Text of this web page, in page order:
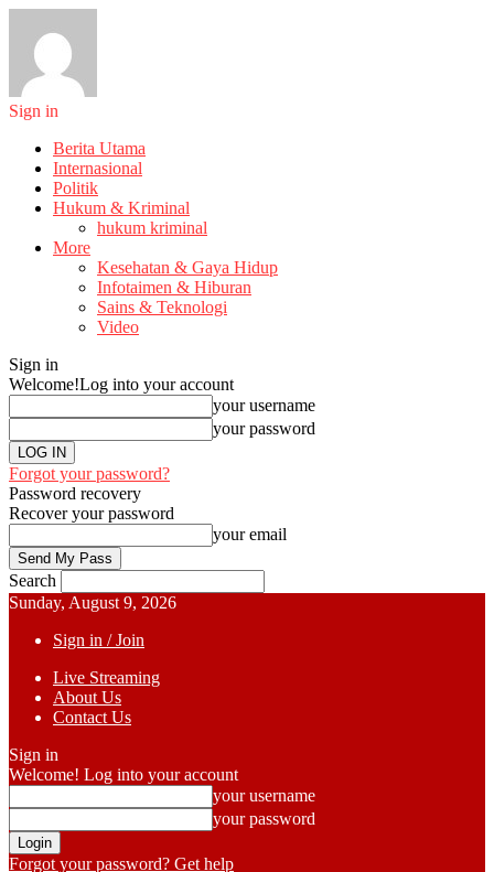
Sign in
Berita Utama
Internasional
Politik
Hukum & Kriminal
hukum kriminal
More
Kesehatan & Gaya Hidup
Infotaimen & Hiburan
Sains & Teknologi
Video
Sign in
Welcome!Log into your account
your username
your password
Forgot your password?
Password recovery
Recover your password
your email
Search
Sunday, August 9, 2026
Sign in / Join
Live Streaming
About Us
Contact Us
Sign in
Welcome! Log into your account
your username
your password
Forgot your password? Get help